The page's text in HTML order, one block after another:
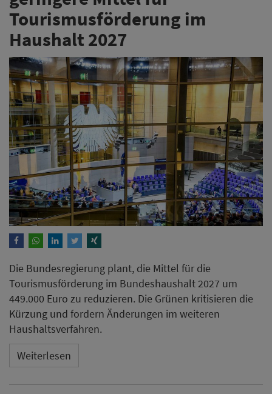
Tourismusförderung im
Haushalt 2027
Die Bundesregierung plant, die Mittel für die
Tourismusförderung im Bundeshaushalt 2027 um
449.000 Euro zu reduzieren. Die Grünen kritisieren die
Kürzung und fordern Änderungen im weiteren
Haushaltsverfahren.
Weiterlesen